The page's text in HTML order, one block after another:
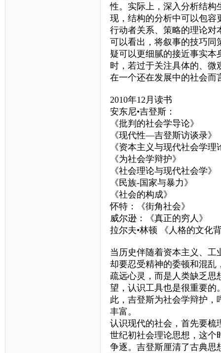
性。实际上，深入分析结构
现，结构的分析中可以包容
行动者关系、策略的理论
可以看出，将叙事的技巧同
疑可以更细腻的接近事实本
时，若过于关注具体的、微
在一个还在发展中的社会而
2010年12月读书
安东尼•吉登斯：
《批判的社会学导论》
《现代性—吉登斯访谈录》
《资本主义与现代社会学理
《为社会学辩护》
《社会理论与现代社会学》
《民族-国家与暴力》
《社会的构成》
怀特：《街角社会》
威尔逊：《真正的穷人》
拉尔夫•林顿 《人格的文化
当历史伴随着资本主义、工
却要忍受精神的委顿和混乱
疏远心灵，而是人类缺乏思
望，认识工具也是很重要的
此，吉登斯为社会学辩护，
丰富。
认识现代的社会，首先要梳
世纪初社会理论思想，这个
争逐。吉登斯厘清了古典思